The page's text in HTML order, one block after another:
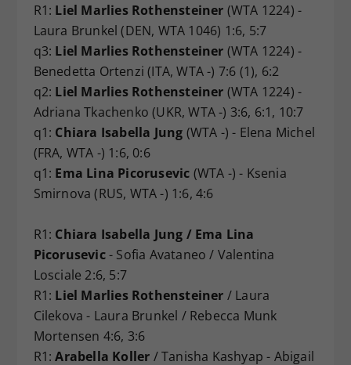
R1: Liel Marlies Rothensteiner (WTA 1224) -
Laura Brunkel (DEN, WTA 1046) 1:6, 5:7
q3: Liel Marlies Rothensteiner (WTA 1224) -
Benedetta Ortenzi (ITA, WTA -) 7:6 (1), 6:2
q2: Liel Marlies Rothensteiner (WTA 1224) -
Adriana Tkachenko (UKR, WTA -) 3:6, 6:1, 10:7
q1: Chiara Isabella Jung (WTA -) - Elena Michel
(FRA, WTA -) 1:6, 0:6
q1: Ema Lina Picorusevic (WTA -) - Ksenia
Smirnova (RUS, WTA -) 1:6, 4:6
R1: Chiara Isabella Jung / Ema Lina
Picorusevic- Sofia Avataneo / Valentina
Losciale 2:6, 5:7
R1: Liel Marlies Rothensteiner / Laura
Cilekova - Laura Brunkel / Rebecca Munk
Mortensen 4:6, 3:6
R1:Arabella Koller / Tanisha Kashyap - Abigail